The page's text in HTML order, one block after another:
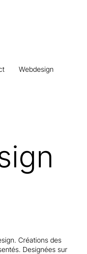
Webdesign
Créations des
Designées sur